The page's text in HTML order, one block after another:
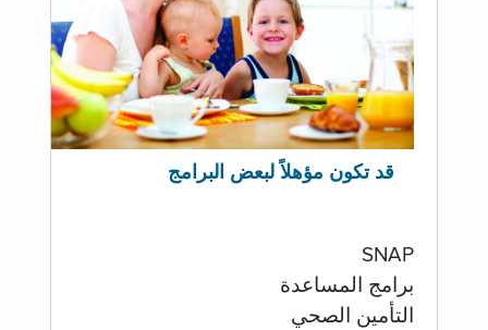
قد تكون مؤهلاً لبعض البرامج
SNAP
برامج المساعدة
التأمين الصحي